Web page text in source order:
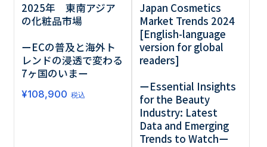
2025年 東南アジア
の化粧品市場
ーECの普及と海外ト
レンドの浸透で変わる
7ヶ国のいまー
¥108,900 税込
Japan Cosmetics
Market Trends 2024
[English-language
version for global
readers]
ーEssential Insights
for the Beauty
Industry: Latest
Data and Emerging
Trends to Watchー